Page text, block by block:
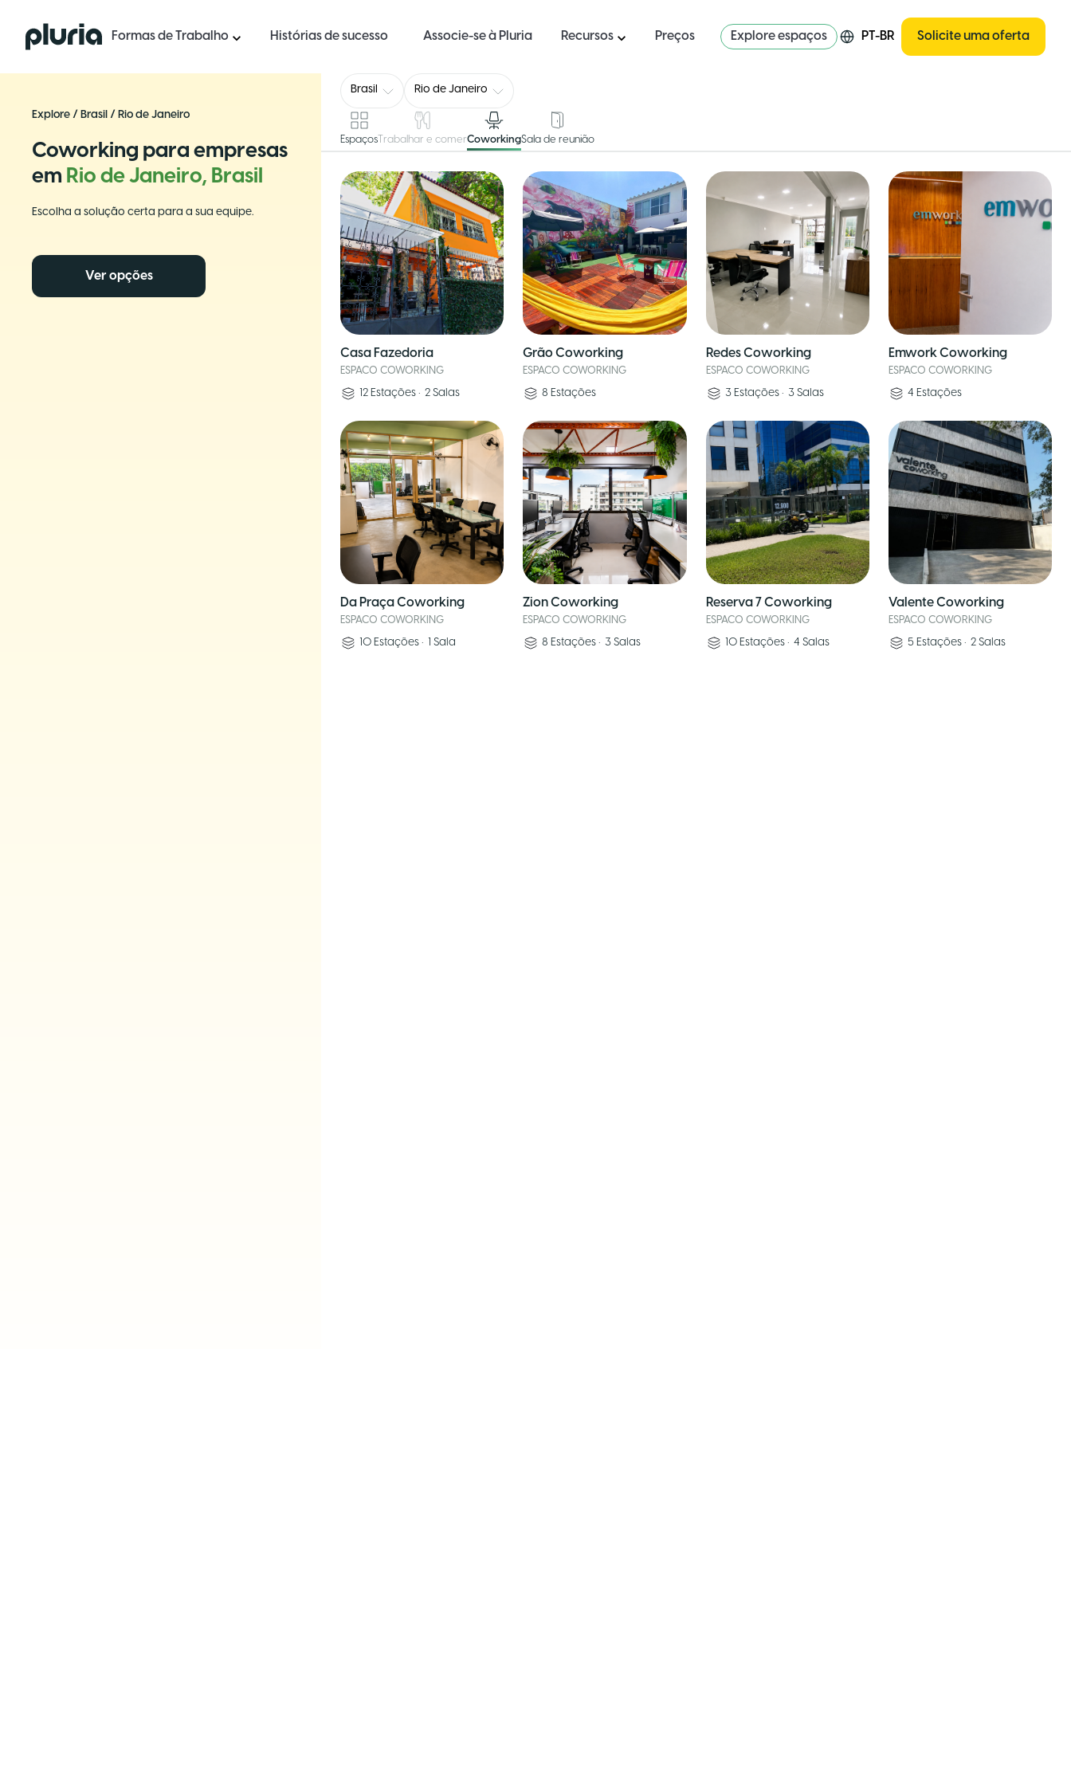
Logo Pluria Formas de Trabalho Histórias de sucesso Associe-se à Pluria Recursos Preços Explore espaços PT-BR Solicite uma oferta
Explore / Brasil / Rio de Janeiro
Coworking para empresas
em Rio de Janeiro, Brasil
Escolha a solução certa para a sua equipe.
Ver opções
Brasil Rio de Janeiro
Espaços Trabalhar e comerCoworkingSala de reunião
Casa Fazedoria
ESPACO COWORKING
12 Estações •2 Salas
Grão Coworking
ESPACO COWORKING
8 Estações
Redes Coworking
ESPACO COWORKING
3 Estações• 3 Salas
Emwork Coworking
ESPACO COWORKING
4 Estações
Da Praça Coworking
ESPACO COWORKING
10 Estações • 1 Sala
Zion Coworking
ESPACO COWORKING
8 Estações • 3 Salas
Reserva 7 Coworking
ESPACO COWORKING
10 Estações• 4 Salas
Valente Coworking
ESPACO COWORKING
5 Estações• 2 Salas